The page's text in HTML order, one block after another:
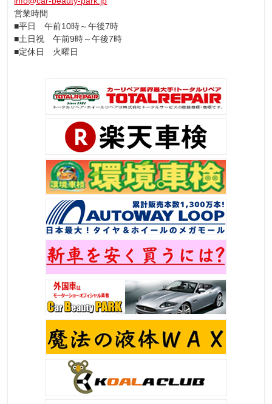
営業時間
■平日 午前10時～午後7時
■土日祝 午前9時～午後7時
■定休日 火曜日